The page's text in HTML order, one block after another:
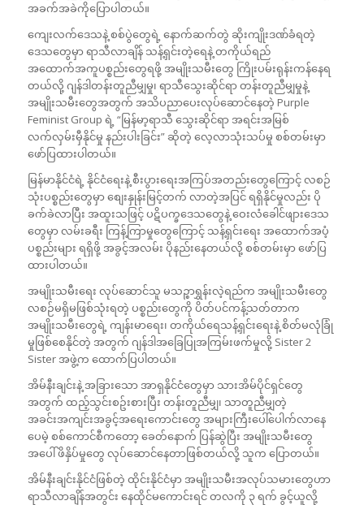
အခက်အခဲကိုပြောပါတယ်။
ကျေးလက်ဒေသနဲ့ စစ်ပွဲတွေရဲ့ နောက်ဆက်တွဲ ဆိုးကျိုးဒဏ်ခံရတဲ့
ဒေသတွေမှာ ရာသီလာချိန် သန့်ရှင်းတဲ့ရေနဲ့ တကိုယ်ရည်
အထောက်အကူပစ္စည်းတွေရဖို့ အမျိုးသမီးတွေ ကြိုးပမ်းရုန်းကန်နေရ
တယ်လို့ ဂျန်ဒါတန်းတူညီမျှမှု၊ ရာသီသွေးဆိုင်ရာ တန်းတူညီမျှမှုနဲ့
အမျိုးသမီးတွေအတွက် အသိပညာပေးလုပ်ဆောင်နေတဲ့ Purple
Feminist Group ရဲ့ “မြန်မာ့ရာသီ သွေးဆိုင်ရာ အရင်းအမြစ်
လက်လှမ်းမှီနိုင်မှု နည်းပါးခြင်း” ဆိုတဲ့ လေ့လာသုံးသပ်မှု စစ်တမ်းမှာ
ဖော်ပြထားပါတယ်။
မြန်မာနိုင်ငံရဲ့ နိုင်ငံရေးနဲ့ စီးပွားရေးအကြပ်အတည်းတွေကြောင့် လစဉ်
သုံးပစ္စည်းတွေမှာ စျေးနှုန်းမြင့်တက် လာတဲ့အပြင် ရရှိနိုင်မှုလည်း ပို
ခက်ခဲလာပြီး အထူးသဖြင့် ပဋိပက္ခဒေသတွေနဲ့ ဝေးလံခေါင်ဖျားဒေသ
တွေမှာ လမ်းခရီး ကြန့်ကြာမှုတွေကြောင့် သန့်ရှင်းရေး အထောက်အပံ့
ပစ္စည်းများ ရရှိဖို့ အခွင့်အလမ်း ပိုနည်းနေတယ်လို့ စစ်တမ်းမှာ ဖော်ပြ
ထားပါတယ်။
အမျိုးသမီးရေး လုပ်ဆောင်သူ မသဉ္စာရွှန်းလဲ့ရည်က အမျိုးသမီးတွေ
လစဉ်မရှိမဖြစ်သုံးရတဲ့ ပစ္စည်းတွေကို ပိတ်ပင်ကန့်သတ်တာက
အမျိုးသမီးတွေရဲ့ ကျန်းမာ‌ရေး၊ တကိုယ်ရေသန့်ရှင်းရေးနဲ့ စိတ်မလုံခြုံ
မှုဖြစ်စေနိုင်တဲ့ အတွက် ဂျန်ဒါအခြေပြုအကြမ်းဖက်မှုလို့ Sister 2
Sister အဖွဲ့က ထောက်ပြပါတယ်။
အိမ်နီးချင်းနဲ့ အခြားသော အာရှနိုင်ငံတွေမှာ သားအိမ်ပိုင်ရှင်တွေ
အတွက် ထည့်သွင်းစဥ်းစားပြီး တန်းတူညီမျှ၊ သာတူညီမျှတဲ့
အခင်းအကျင်းအခွင့်အရေးကောင်းတွေ အများကြီးပေါ်ပေါက်လာနေ
ပေမဲ့ စစ်ကောင်စီကတော့ ခေတ်နောက် ပြန်ဆွဲပြီး အမျိုးသမီးတွေ
အပေါ် ဖိနှိပ်မှုတွေ လုပ်ဆောင်နေတာဖြစ်တယ်လို့ သူက ပြောတယ်။
အိမ်နီးချင်းနိုင်ငံဖြစ်တဲ့ ထိုင်းနိုင်ငံမှာ အမျိုးသမီးအလုပ်သမားတွေဟာ
ရာသီလာချိန်အတွင်း နေထိုင်မကောင်းရင် တလကို ၃ ရက် ခွင့်ယူလို့